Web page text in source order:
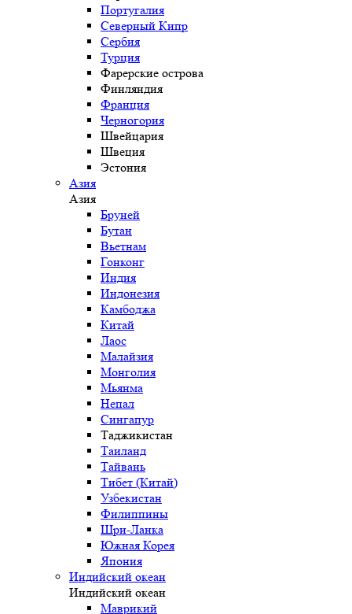
Португалия
Северный Кипр
Сербия
Турция
Фарерские острова
Финляндия
Франция
Черногория
Швейцария
Швеция
Эстония
Азия
Азия
Бруней
Бутан
Вьетнам
Гонконг
Индия
Индонезия
Камбоджа
Китай
Лаос
Малайзия
Монголия
Мьянма
Непал
Сингапур
Таджикистан
Таиланд
Тайвань
Тибет (Китай)
Узбекистан
Филиппины
Шри-Ланка
Южная Корея
Япония
Индийский океан
Индийский океан
Маврикий